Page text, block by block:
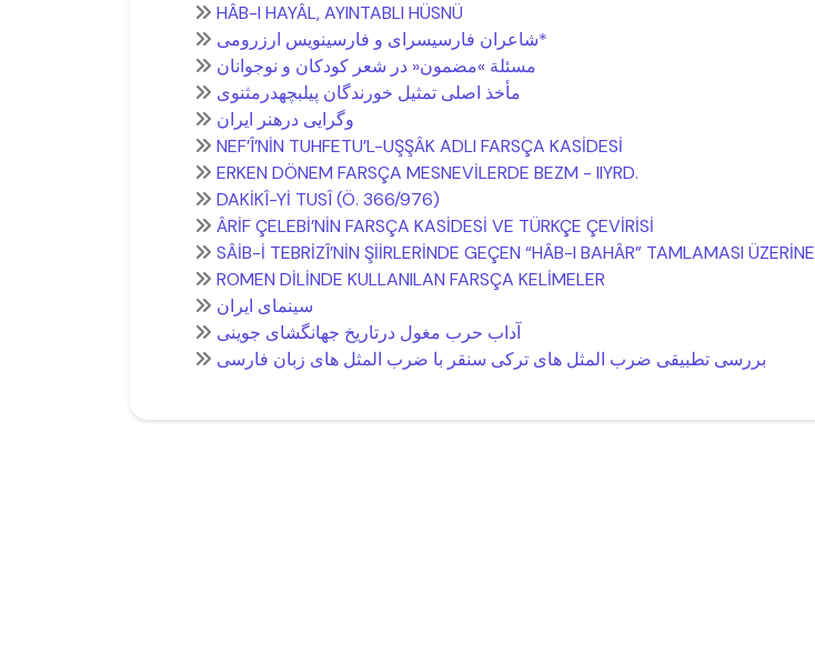
HÂB-I HAYÂL, AYINTABLI HÜSNÜ
شاعران فارسیسرای و فارسینويس ارزرومی*
مسئلة »مضمون« در شعر کودکان و نوجوانان
مأخذ اصلی تمثیل خورندگان پیلبچهدرمثنوی
وگرايی درهنر ايران
NEF’Î’NİN TUHFETU’L-UŞŞÂK ADLI FARSÇA KASİDESİ
ERKEN DÖNEM FARSÇA MESNEVİLERDE BEZM - IIYRD.
DAKİKÎ-Yİ TUSÎ (Ö. 366/976)
ÂRİF ÇELEBİ’NİN FARSÇA KASİDESİ VE TÜRKÇE ÇEVİRİSİ
SÂİB-İ TEBRİZÎ’NİN ŞİİRLERİNDE GEÇEN “HÂB-I BAHÂR” TAMLAMASI ÜZERİNE
ROMEN DİLİNDE KULLANILAN FARSÇA KELİMELER
سینمای ایران
آداب حرب مغول درتاریخ جهانگشای جوینی
بررسی تطبیقی ضرب المثل های ترکی سنقر با ضرب المثل های زبان فارسی